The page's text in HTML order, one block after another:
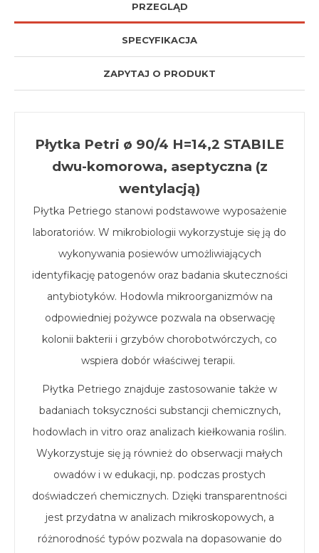
PRZEGLĄD
SPECYFIKACJA
ZAPYTAJ O PRODUKT
Płytka Petri ø 90/4 H=14,2 STABILE
dwu-komorowa, aseptyczna (z
wentylacją)
Płytka Petriego stanowi podstawowe wyposażenie
laboratoriów. W mikrobiologii wykorzystuje się ją do
wykonywania posiewów umożliwiających
identyfikację patogenów oraz badania skuteczności
antybiotyków. Hodowla mikroorganizmów na
odpowiedniej pożywce pozwala na obserwację
kolonii bakterii i grzybów chorobotwórczych, co
wspiera dobór właściwej terapii.
Płytka Petriego znajduje zastosowanie także w
badaniach toksyczności substancji chemicznych,
hodowlach in vitro oraz analizach kiełkowania roślin.
Wykorzystuje się ją również do obserwacji małych
owadów i w edukacji, np. podczas prostych
doświadczeń chemicznych. Dzięki transparentności
jest przydatna w analizach mikroskopowych, a
różnorodność typów pozwala na dopasowanie do